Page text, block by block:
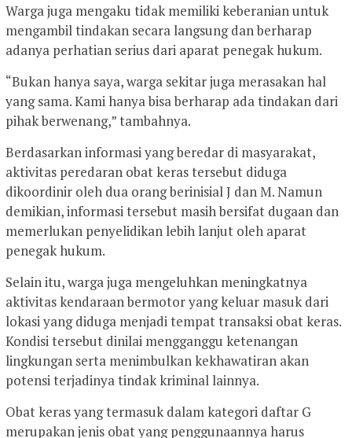
Warga juga mengaku tidak memiliki keberanian untuk
mengambil tindakan secara langsung dan berharap
adanya perhatian serius dari aparat penegak hukum.
“Bukan hanya saya, warga sekitar juga merasakan hal
yang sama. Kami hanya bisa berharap ada tindakan dari
pihak berwenang,” tambahnya.
Berdasarkan informasi yang beredar di masyarakat,
aktivitas peredaran obat keras tersebut diduga
dikoordinir oleh dua orang berinisial J dan M. Namun
demikian, informasi tersebut masih bersifat dugaan dan
memerlukan penyelidikan lebih lanjut oleh aparat
penegak hukum.
Selain itu, warga juga mengeluhkan meningkatnya
aktivitas kendaraan bermotor yang keluar masuk dari
lokasi yang diduga menjadi tempat transaksi obat keras.
Kondisi tersebut dinilai mengganggu ketenangan
lingkungan serta menimbulkan kekhawatiran akan
potensi terjadinya tindak kriminal lainnya.
Obat keras yang termasuk dalam kategori daftar G
merupakan jenis obat yang penggunaannya harus